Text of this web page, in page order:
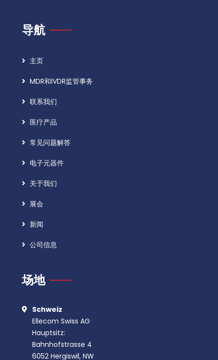
导航
主页
MDR和IVDR监管事务
联系我们
医疗产品
常见问题解答
电子元器件
关于我们
展会
新闻
公司信息
场地
Schweiz
Ellecom Swiss AG
Hauptsitz:
Bahnhofstrasse 4
6052 Hergiswil, NW